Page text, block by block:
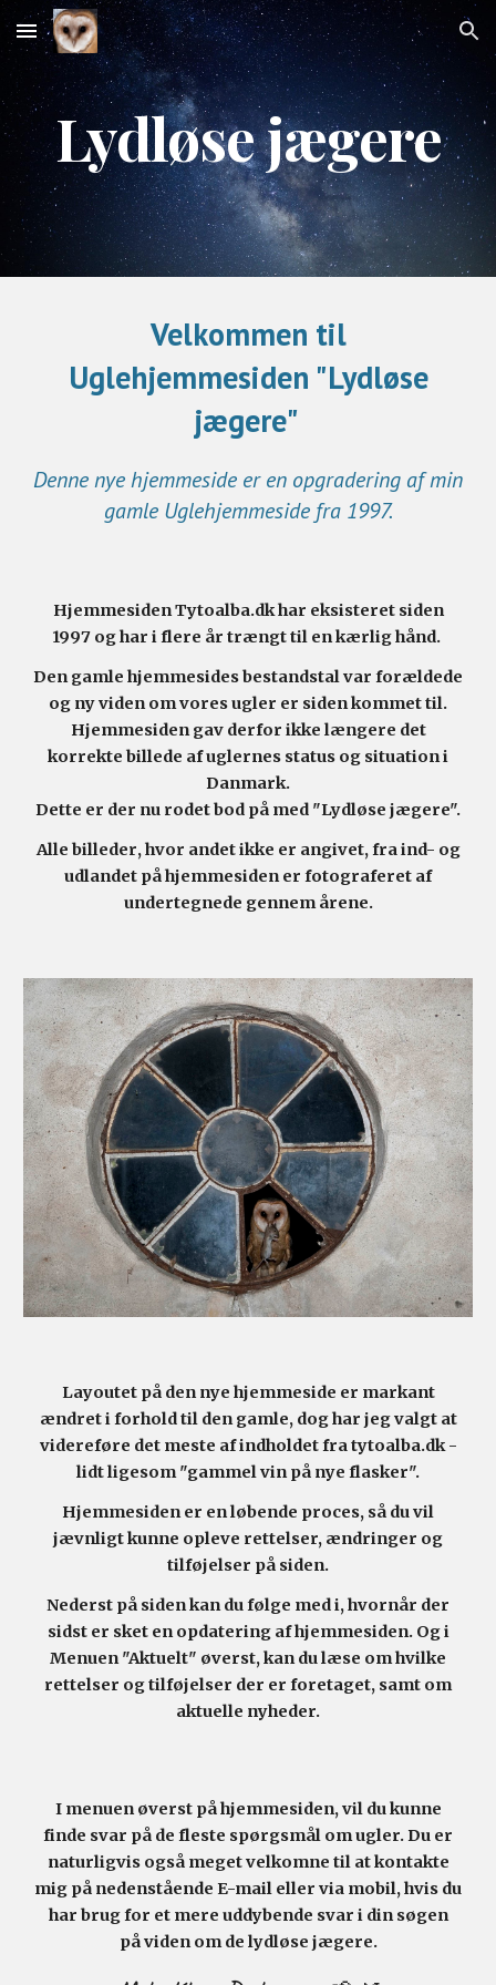
Skip to main content Skip to navigation
Lydløse jægere
Velkommen til
Uglehjemmesiden "Lydløse
jægere"
Denne nye hjemmeside er en opgradering af min
gamle Uglehjemmeside fra 1997.
Hjemmesiden Tytoalba.dk har eksisteret siden
1997 og har i flere år trængt til en kærlig hånd.
Den gamle hjemmesides bestandstal var forældede
og ny viden om vores ugler er siden kommet til.
Hjemmesiden gav derfor ikke længere det
korrekte billede af uglernes status og situation i
Danmark.
Dette er der nu rodet bod på med "Lydløse jægere".
Alle billeder, hvor andet ikke er angivet, fra ind- og
udlandet på hjemmesiden er fotograferet af
undertegnede gennem årene.
Layoutet på den nye hjemmeside er markant
ændret i forhold til den gamle, dog har jeg valgt at
videreføre det meste af indholdet fra tytoalba.dk -
lidt ligesom "gammel vin på nye flasker".
Hjemmesiden er en løbende proces, så duvil
jævnligt kunne opleve rettelser, ændringer og
tilføjelser på siden.
Nederst på siden kan du følge med i, hvornår der
sidst er sket en opdatering af hjemmesiden. Og i
Menuen "Aktuelt" øverst, kan du læse om hvilke
rettelser og tilføjelser der er foretaget, samt om
aktuelle nyheder.
I menuen øverst på hjemmesiden, vil du kunne
finde svar på de fleste spørgsmål om ugler. Du er
naturligvis også meget velkomne til at kontakte
mig på nedenstående E-mail eller via mobil, hvis du
har brug for et mere uddybende svar i din søgen
på viden om de lydløse jægere.